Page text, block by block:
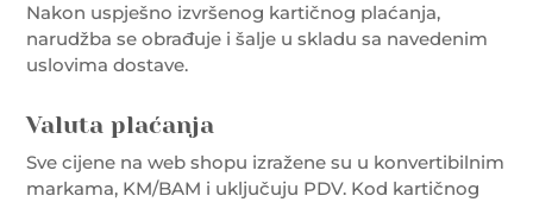
Nakon uspješno izvršenog kartičnog plaćanja,
narudžba se obrađuje i šalje u skladu sa navedenim
uslovima dostave.
Valuta plaćanja
Sve cijene na web shopu izražene su u konvertibilnim
markama, KM/BAM i uključuju PDV. Kod kartičnog